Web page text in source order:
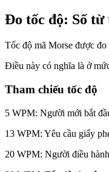
Đo tốc độ: Số
Tốc độ mã Morse được đo
Điều này có nghĩa là ở
Tham chiếu tốc độ
5 WPM: Người mới bắt
13 WPM: Yêu cầu giấy
20 WPM: Người điều